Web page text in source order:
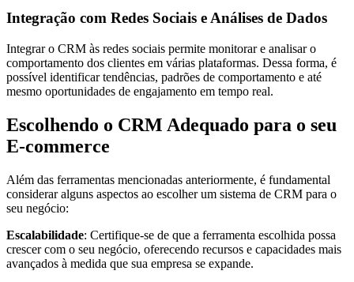
Integração com Redes Sociais e Análises de Dados
Integrar o CRM às redes sociais permite monitorar e analisar o
comportamento dos clientes em várias plataformas. Dessa forma, é
possível identificar tendências, padrões de comportamento e até
mesmo oportunidades de engajamento em tempo real.
Escolhendo o CRM Adequado para o seu
E-commerce
Além das ferramentas mencionadas anteriormente, é fundamental
considerar alguns aspectos ao escolher um sistema de CRM para o
seu negócio:
Escalabilidade: Certifique-se de que a ferramenta escolhida possa
crescer com o seu negócio, oferecendo recursos e capacidades mais
avançados à medida que sua empresa se expande.